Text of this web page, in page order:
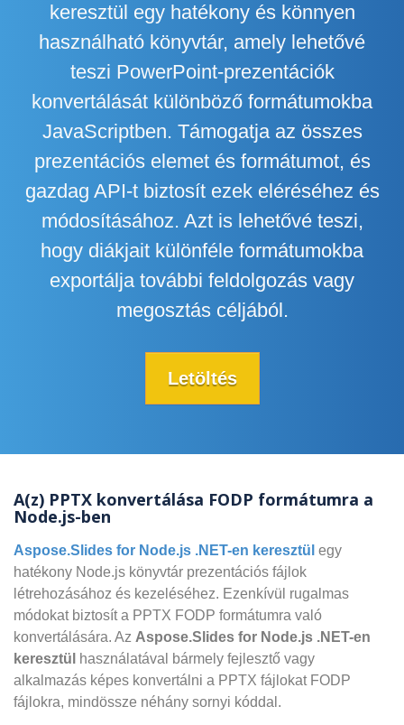
keresztül egy hatékony és könnyen
használható könyvtár, amely lehetővé
teszi PowerPoint-prezentációk
konvertálását különböző formátumokba
JavaScriptben. Támogatja az összes
prezentációs elemet és formátumot, és
gazdag API-t biztosít ezek eléréséhez és
módosításához. Azt is lehetővé teszi,
hogy diákjait különféle formátumokba
exportálja további feldolgozás vagy
megosztás céljából.
Letöltés
A(z) PPTX konvertálása FODP formátumra a
Node.js-ben
Aspose.Slides for Node.js .NET-en keresztül egy
hatékony Node.js könyvtár prezentációs fájlok
létrehozásához és kezeléséhez. Ezenkívül rugalmas
módokat biztosít a PPTX FODP formátumra való
konvertálására. Az Aspose.Slides for Node.js .NET-en
keresztül
használatával bármely fejlesztő vagy
alkalmazás képes konvertálni a PPTX fájlokat FODP
fájlokra, mindössze néhány sornyi kóddal.